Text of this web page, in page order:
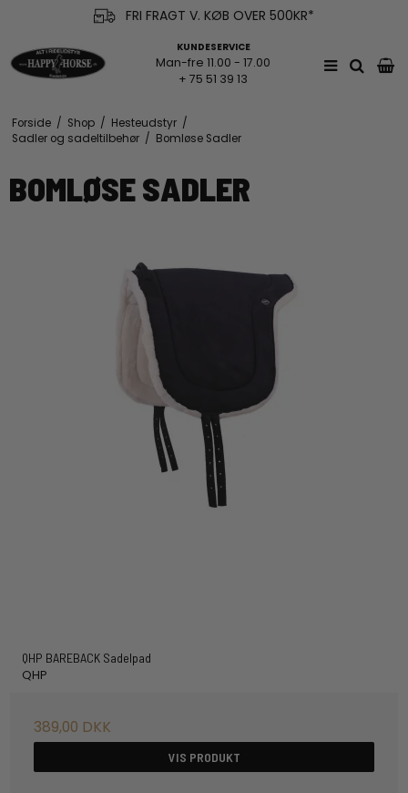
FRI FRAGT V. KØB OVER 500KR*
KUNDESERVICE
Man-fre 11.00 - 17.00
+ 75 51 39 13
Forside / Shop / Hesteudstyr /
Sadler og sadeltilbehør / Bomløse Sadler
BOMLØSE SADLER
QHP BAREBACK Sadelpad
QHP
389,00 DKK
VIS PRODUKT